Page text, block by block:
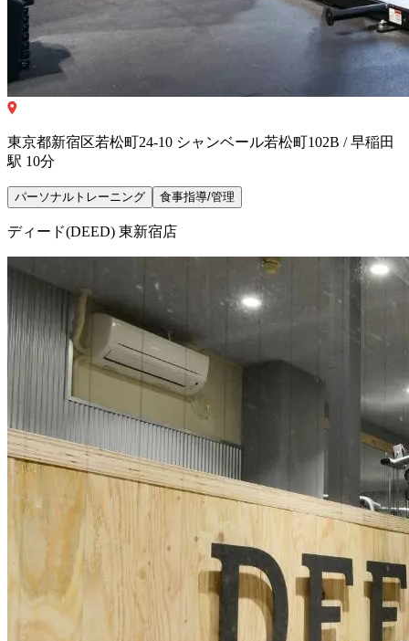
東京都新宿区若松町24-10 シャンベール若松町102B / 早稲田
駅 10分
パーソナルトレーニング 食事指導/管理
ディード(DEED) 東新宿店